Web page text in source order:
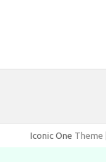
Iconic One Theme